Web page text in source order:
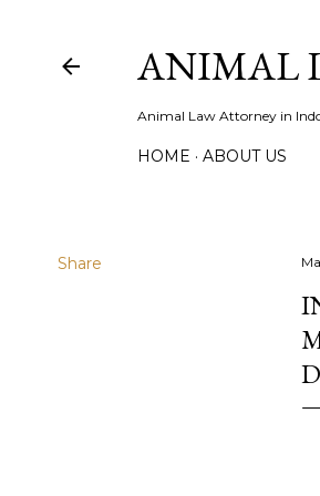
ANIMAL
Animal Law Attorney in
HOME ABOUT US
Share